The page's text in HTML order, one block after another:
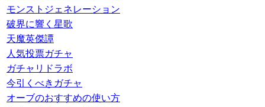
モンストジェネレーション
破界に響く星歌
天魔英傑譚
人気投票ガチャ
ガチャリドラボ
今引くべきガチャ
オーブのおすすめの使い方